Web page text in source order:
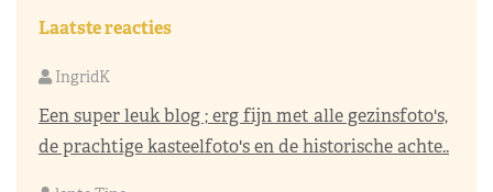
Laatste reacties
IngridK
Een super leuk blog ; erg fijn met alle gezinsfoto's,
de prachtige kasteelfoto's en de historische achte..